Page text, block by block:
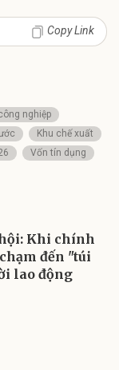
Copy Link
nghiệp
Khu chế xuất
Vốn tín dụng
Khi chính
đến "túi
lao động